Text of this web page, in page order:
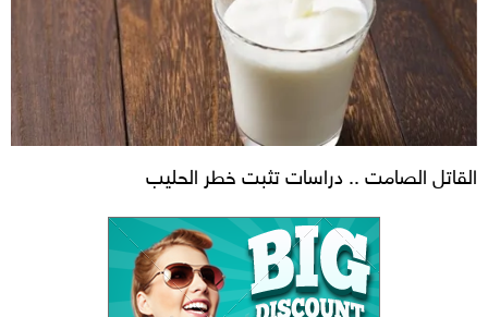
القاتل الصامت .. دراسات تثبت خطر الحليب